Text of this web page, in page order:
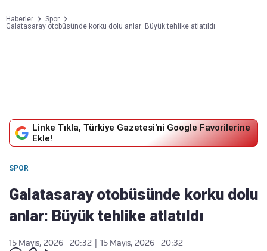
Haberler
Spor
Galatasaray otobüsünde korku dolu anlar: Büyük tehlike atlatıldı
Linke Tıkla, Türkiye Gazetesi'ni Google Favorilerine
Ekle!
SPOR
Galatasaray otobüsünde korku dolu
anlar: Büyük tehlike atlatıldı
15 Mayıs, 2026 - 20:32
15 Mayıs, 2026 - 20:32